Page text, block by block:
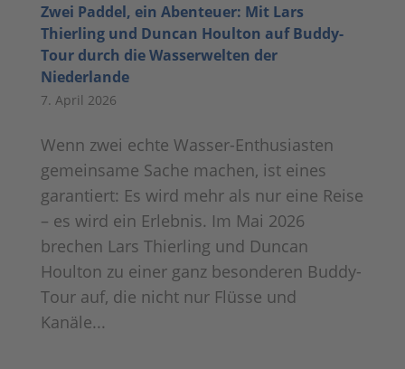
Zwei Paddel, ein Abenteuer: Mit Lars
Thierling und Duncan Houlton auf Buddy-
Tour durch die Wasserwelten der
Niederlande
7. April 2026
Wenn zwei echte Wasser-Enthusiasten
gemeinsame Sache machen, ist eines
garantiert: Es wird mehr als nur eine Reise
– es wird ein Erlebnis. Im Mai 2026
brechen Lars Thierling und Duncan
Houlton zu einer ganz besonderen Buddy-
Tour auf, die nicht nur Flüsse und
Kanäle...